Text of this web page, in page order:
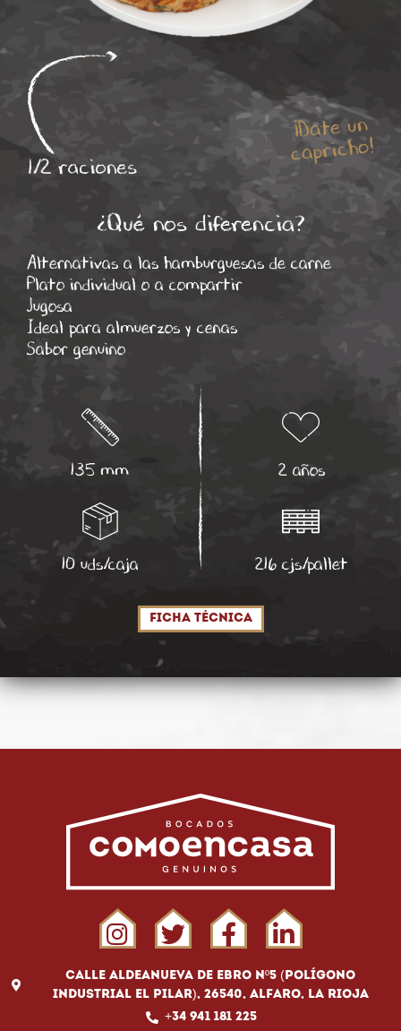
1/2 raciones
¡Date un
capricho!
¿Qué nos diferencia?
Alternativas a las hamburguesas de carne
Plato individual o a compartir
Jugosa
Ideal para almuerzos y cenas
Sabor genuino
135 mm 2 años
10 uds/caja 216 cjs/pallet
Ficha técnica
Calle Aldeanueva de Ebro Nº5 (Polígono
Industrial El Pilar), 26540, Alfaro, La Rioja
+34 941 181 225